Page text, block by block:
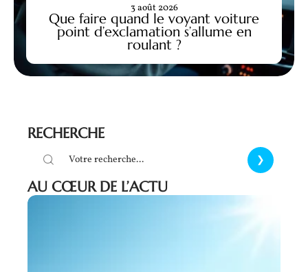
Que faire quand le voyant voiture
point d’exclamation s’allume en
roulant ?
3 août 2026
RECHERCHE
AU CŒUR DE L’ACTU